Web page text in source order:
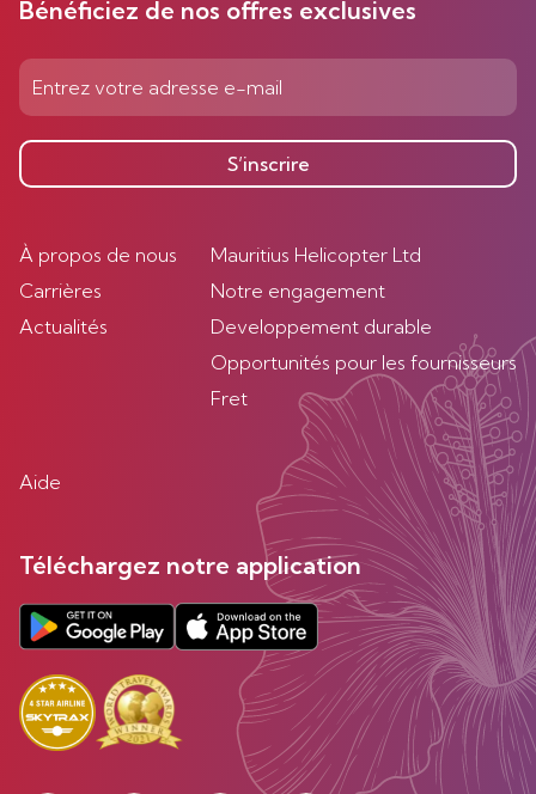
Bénéficiez de nos offres exclusives
S’inscrire
À propos de nous
Carrières
Actualités
Mauritius Helicopter Ltd
Notre engagement
Developpement durable
Opportunités pour les fournisseurs
Fret
Aide
Téléchargez notre application